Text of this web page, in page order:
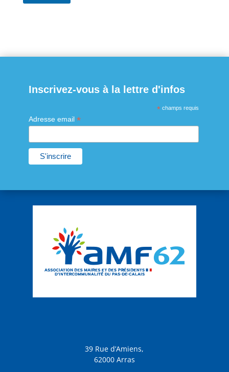
Inscrivez-vous à la lettre d'infos
* champs requis
Adresse email *
39 Rue d’Amiens,
62000 Arras